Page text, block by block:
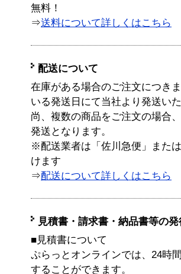
無料！
⇒送料について詳しくはこちら
配送について
在庫がある場合のご注文につき
いる発送日にて当社より発送い
尚、複数の商品をご注文の場合
発送となります。
※配送業者は「佐川急便」また
けます
⇒配送について詳しくはこちら
見積書・請求書・納品書等の
■見積書について
ぷらっとオンラインでは、24時
することができます。